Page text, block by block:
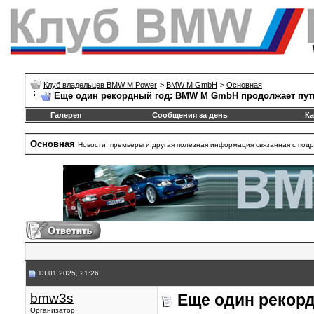
Клуб владельцев BMW M Power > BMW M GmbH > Основная
Еще один рекордный год: BMW M GmbH продолжает
Галерея Сообщения за день
Основная Новости, премьеры и другая полезная информация связанная с
13.01.2025, 21:26
bmw3s
Организатор
Еще один